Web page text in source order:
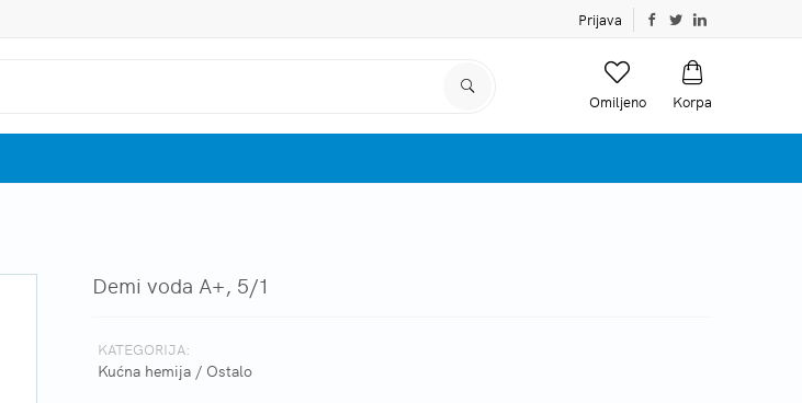
Prijava
Omiljeno Korpa
Demi voda A+, 5/1
KATEGORIJA:
Kućna hemija / Ostalo